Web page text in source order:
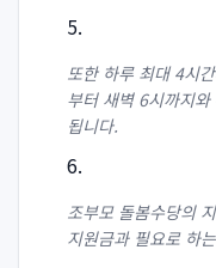
또한 하루 최대 4시
부터 새벽 6시까지
됩니다.
조부모 돌봄수당의
지원금과 필요로 하